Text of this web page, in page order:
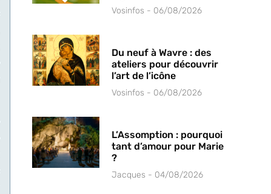
Vosinfos 06/08/2026
Du neuf à Wavre : des
ateliers pour découvrir
l’art de l’icône
Vosinfos 06/08/2026
L’Assomption : pourquoi
tant d’amour pour Marie
?
Jacques 04/08/2026